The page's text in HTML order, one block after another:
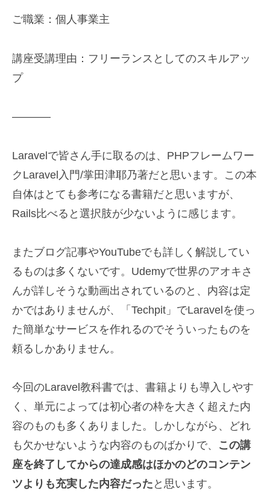
ご職業：個人事業主
講座受講理由：フリーランスとしてのスキルアッ
プ
———–
Laravelで皆さん手に取るのは、PHPフレームワー
クLaravel入門/掌田津耶乃著だと思います。この本
自体はとても参考になる書籍だと思いますが、
Rails比べると選択肢が少ないように感じます。
またブログ記事やYouTubeでも詳しく解説してい
るものは多くないです。Udemyで世界のアオキさ
んが詳しそうな動画出されているのと、内容は定
かではありませんが、「Techpit」でLaravelを使っ
た簡単なサービスを作れるのでそういったものを
頼るしかありません。
今回のLaravel教科書では、書籍よりも導入しやす
く、単元によっては初心者の枠を大きく超えた内
容のものも多くありました。しかしながら、どれ
も欠かせないような内容のものばかりで、 この講
座を終了してからの達成感はほかのどのコンテン
ツよりも充実した内容だった と思います。